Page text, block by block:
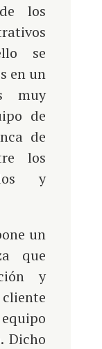
los
se
en un
muy
de
de
los
y
un
que
y
Dicho